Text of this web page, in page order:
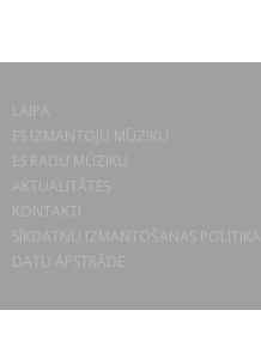
LAIPA
ES IZMANTOJU MŪZIKU
ES RADU MŪZIKU
AKTUALITĀTES
KONTAKTI
SĪKDATŅU IZMANTOŠANAS POLITIKA
DATU APSTRĀDE